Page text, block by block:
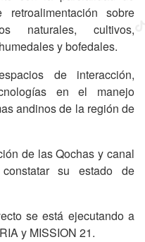
sobre
naturales, cultivos,
y bofedales.
de interacción,
en el manejo
andinos de la región de
de las Qochas y canal
su estado de
se está ejecutando a
y MISSION 21.